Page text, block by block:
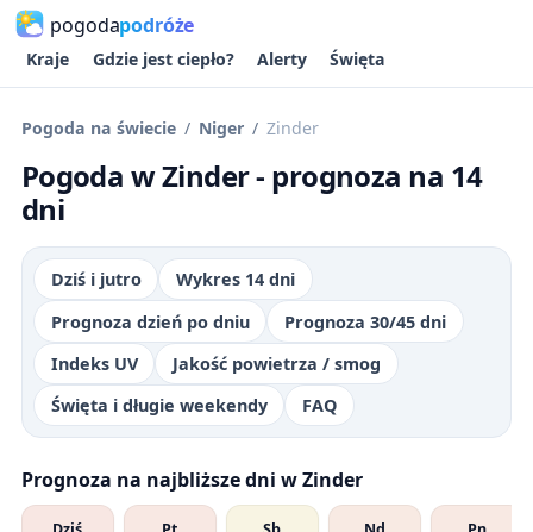
pogodapodróże
Kraje Gdzie jest ciepło? Alerty Święta
Pogoda na świecie Niger Zinder
Pogoda w Zinder - prognoza na 14
dni
Dziś i jutro
Wykres 14 dni
Prognoza dzień po dniu
Prognoza 30/45 dni
Indeks UV
Jakość powietrza / smog
Święta i długie weekendy
FAQ
Prognoza na najbliższe dni w Zinder